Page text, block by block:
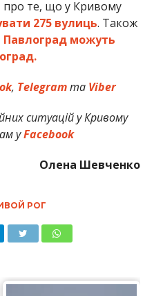
про те, що у Кривому
275 вулиць. Також
Павлоград можуть
, Telegramта Viber
ситуацій у Кривому
уFacebook
Олена Шевченко
РОГ